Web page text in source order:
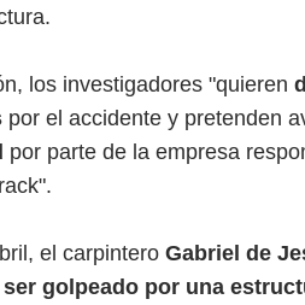
los investigadores "quieren
por el accidente y pretenden
por parte de la empresa
el carpintero Gabriel de
golpeado por una